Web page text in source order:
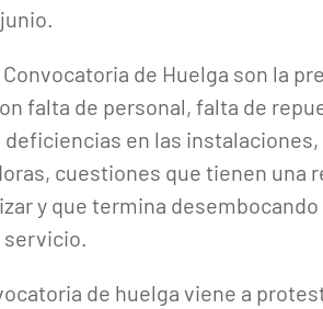
de Huelga son la
falta de personal, falta de
en las
cuestiones que tienen una
y que termina
de huelga viene a